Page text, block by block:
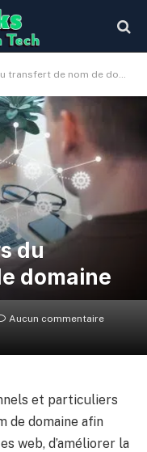
de nom de domaine
du
domaine
Aucun commentaire
et particuliers
de domaine afin
web, d’améliorer la